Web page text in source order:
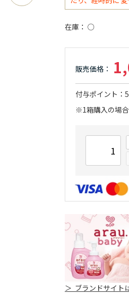
在庫 ○
付与ポイント
※1箱購入の場合
＞ ブランドサイト